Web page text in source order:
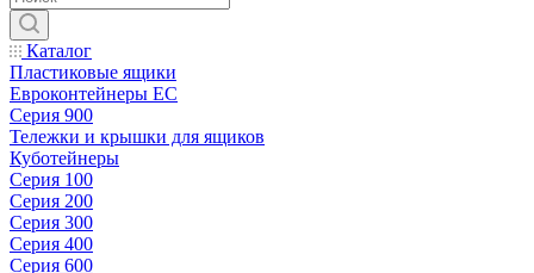
Каталог
Пластиковые ящики
Евроконтейнеры ЕС
Серия 900
Тележки и крышки для ящиков
Куботейнеры
Серия 100
Серия 200
Серия 300
Серия 400
Серия 600